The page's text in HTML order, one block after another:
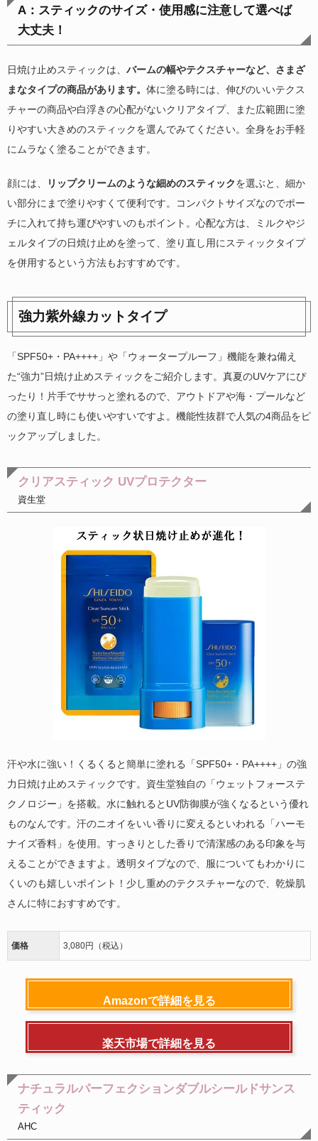
A：スティックのサイズ・使用感に注意して選べば
大丈夫！
日焼け止めスティックは、 バームの幅やテクスチャーなど、さまざ
まなタイプの商品があります。 体に塗る時には、伸びのいいテクス
チャーの商品や白浮きの心配がないクリアタイプ、また広範囲に塗
りやすい大きめのスティックを選んでみてください。全身をお手軽
にムラなく塗ることができます。
顔には、 リップクリームのような細めのスティックを選ぶと、細か
い部分にまで塗りやすくて便利です。コンパクトサイズなのでポー
チに入れて持ち運びやすいのもポイント。心配な方は、ミルクやジ
ェルタイプの日焼け止めを塗って、塗り直し用にスティックタイプ
を併用するという方法もおすすめです。
強力紫外線カットタイプ
「SPF50+・PA++++」や「ウォータープルーフ」機能を兼ね備え
た“強力”日焼け止めスティックをご紹介します。真夏のUVケアにぴ
ったり！片手でササっと塗れるので、アウトドアや海・プールなど
の塗り直し時にも使いやすいですよ。機能性抜群で人気の4商品をピ
ックアップしました。
クリアスティック UVプロテクター
資生堂
汗や水に強い！くるくると簡単に塗れる「SPF50+・PA++++」の強
力日焼け止めスティックです。資生堂独自の「ウェットフォーステ
クノロジー」を搭載。水に触れるとUV防御膜が強くなるという優れ
ものなんです。汗のニオイをいい香りに変えるといわれる「ハーモ
ナイズ香料」を使用。すっきりとした香りで清潔感のある印象を与
えることができますよ。透明タイプなので、服についてもわかりに
くいのも嬉しいポイント！少し重めのテクスチャーなので、乾燥肌
さんに特におすすめです。
価格 3,080円（税込）
Amazonで詳細を見る
楽天市場で詳細を見る
ナチュラルパーフェクションダブルシールドサンス
ティック
AHC